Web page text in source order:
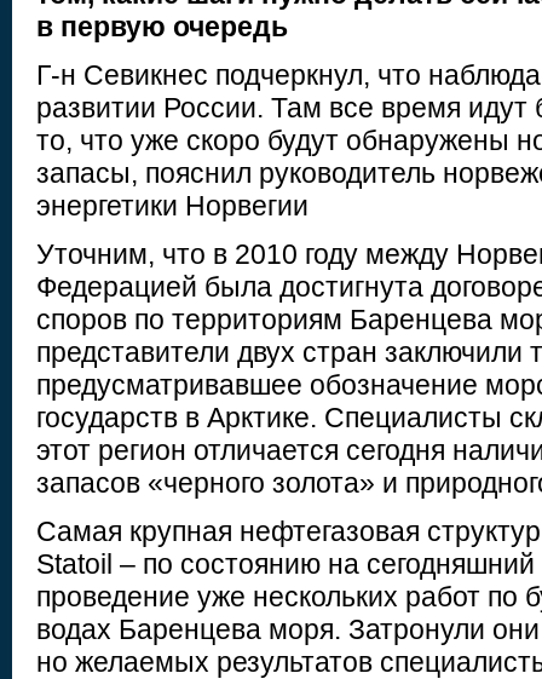
в первую очередь
Г-н Севикнес подчеркнул, что
развитии России. Там все время идут
то, что уже скоро будут обнаружены
запасы, пояснил руководитель
энергетики Норвегии
Уточним, что в 2010 году между
Федерацией была достигнута
споров по территориям Баренцева
представители двух стран заключили
предусматривавшее обозначение
государств в Арктике. Специалисты
этот регион отличается сегодня
запасов «черного золота» и
Самая крупная нефтегазовая
Statoil – по состоянию на
проведение уже нескольких работ по
водах Баренцева моря. Затронули
но желаемых результатов